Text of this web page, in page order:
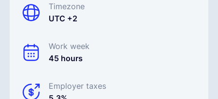
Timezone
UTC +2
Work week
45 hours
Employer taxes